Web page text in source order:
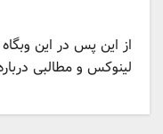
از این پس در این
لینوکس و مطالبی